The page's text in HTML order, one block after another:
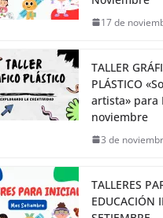
17 de
TALLER
PLÁSTICO
artista» para
noviembre
3 de
TALLERES
EDUCACIÓN